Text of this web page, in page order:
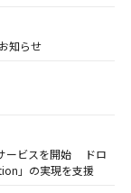
知らせ
ービスを開始 ドロ
」の実現を支援